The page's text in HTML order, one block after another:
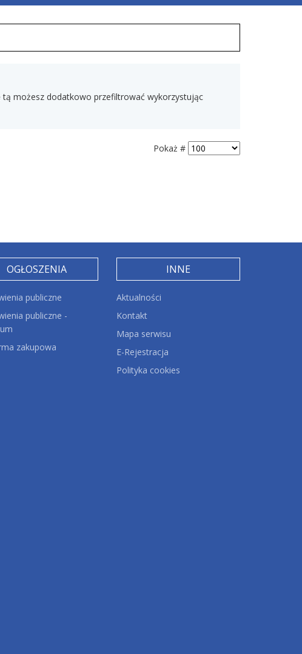
tą możesz dodatkowo przefiltrować wykorzystując
Pokaż #
OGŁOSZENIA
publiczne
publiczne -
zakupowa
INNE
Aktualności
Kontakt
Mapa serwisu
E-Rejestracja
Polityka cookies